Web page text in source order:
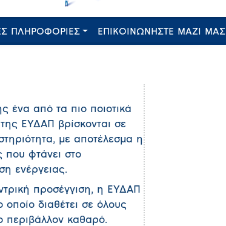
ΠΛΗΡΟΦΟΡΙΕΣ ΕΠΙΚΟΙΝΩΝΗΣΤΕ ΜΑΖΙ ΜΑΣ
ένα από τα πιο ποιοτικά
ΕΥΔΑΠ βρίσκονται σε
με αποτέλεσμα η
που φτάνει στο
ενέργειας.
προσέγγιση, η ΕΥΔΑΠ
οποίο διαθέτει σε όλους
περιβάλλον καθαρό.